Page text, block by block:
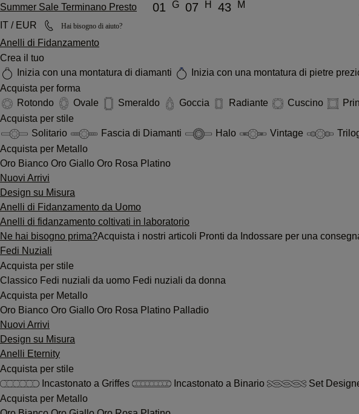
Summer Sale Terminano Presto 01 G 07 H 43
M
IT / EUR
Hai bisogno di aiuto?
Anelli di Fidanzamento
Crea il tuo
Inizia con una montatura di diamanti
Inizia con una montatura di pietre
Acquista per forma
Rotondo
Ovale Smeraldo Goccia Radiante Cuscino
Acquista per stile
Solitario
Fascia di Diamanti Halo Vintage
Acquista per Metallo
Oro Bianco Oro Giallo Oro Rosa Platino
Nuovi Arrivi
Design su Misura
Anelli di Fidanzamento da Uomo
Anelli di fidanzamento coltivati in laboratorio
Ne hai bisogno prima?Acquista i nostri articoli Pronti da Indossare per una
Fedi Nuziali
Acquista per stile
Classico Fedi nuziali da uomo Fedi nuziali da donna
Acquista per Metallo
Oro Bianco Oro Giallo Oro Rosa Platino Palladio
Nuovi Arrivi
Design su Misura
Anelli Eternity
Acquista per stile
Incastonato a Griffes
Incastonato a Binario
Set
Acquista per Metallo